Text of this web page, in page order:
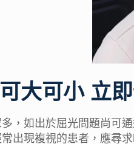
大可小 立
，如出於屈光問題尚可
出現複視的患者，應尋